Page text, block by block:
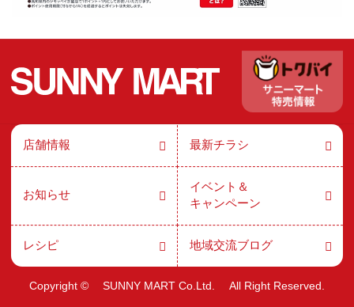
店舗情報 最新チラシ
お知らせ
イベント＆
キャンペーン
レシピ 地域交流ブログ
Copyright © SUNNY MART Co.Ltd. All Right Reserved.